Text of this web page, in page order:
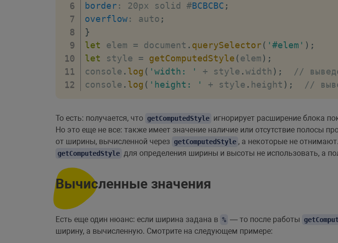
border : 20px solid #BCBCBC ;
overflow: auto ;
}
let elem = document . querySelector ( '#elem' ) ;
let style = getComputedStyle (elem) ;
console . log ( 'width: ' + style .width ) ;
//
console . log ( 'height: ' + style . height ) ; //
То есть: получается, что getComputedStyle игнорирует расширение блока
Но это еще не все: также имеет значение наличие или отсутствие полосы
от ширины, вычисленной через getComputedStyle , а некоторые не
getComputedStyle для определения ширины и высоты не использовать, а
Вычисленные значения
Есть еще один нюанс: если ширина задана в % — то после работы
ширину, а вычисленную. Смотрите на следующем примере: